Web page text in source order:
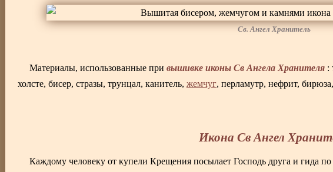
Св. Ангел Хранитель
Материалы, использованные при вышивке иконы Св Ангела Хранителя:
холсте, бисер, стразы, трунцал, канитель, жемчуг, перламутр, нефрит,
Икона Св Ангел
Каждому человеку от купели Крещения посылает Господь друга и гида